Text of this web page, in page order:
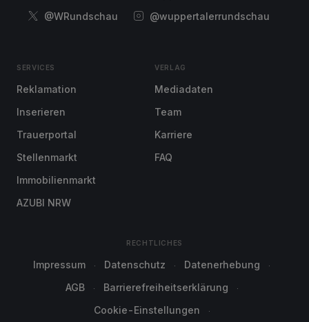
@WRundschau
@wuppertalerrundschau
SERVICES
Reklamation
Inserieren
Trauerportal
Stellenmarkt
Immobilienmarkt
AZUBI NRW
VERLAG
Mediadaten
Team
Karriere
FAQ
RECHTLICHES
Impressum Datenschutz
Datenerhebung
AGB
Barrierefreiheitserklärung
Cookie-Einstellungen